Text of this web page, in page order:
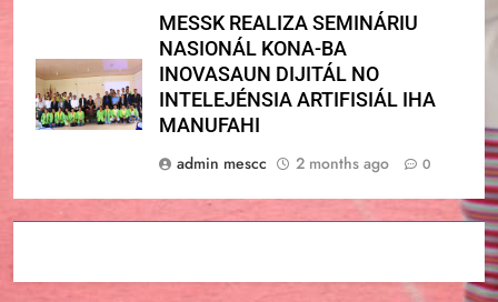
MESSK REALIZA SEMINÁRIU
NASIONÁL KONA-BA
INOVASAUN DIJITÁL NO
INTELEJÉNSIA ARTIFISIÁL IHA
MANUFAHI
admin mescc
2 months ago 0